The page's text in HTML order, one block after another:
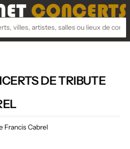
DE TRIBUTE
Francis Cabrel